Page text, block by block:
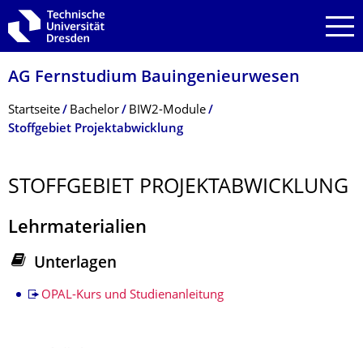
Zur Hauptnavigation springen
Zur Suche springen
Zum Inhalt springen
AG Fernstudium Bauingenieurwesen
Breadcrumb-Menü
Startseite Bachelor
BIW2-Module
Stoffgebiet Projektabwicklung
STOFFGEBIET PROJEKTABWICKLUNG
Lehrmaterialien
Unterlagen
Stoffgebiet
OPAL-Kurs und Studienanleitung